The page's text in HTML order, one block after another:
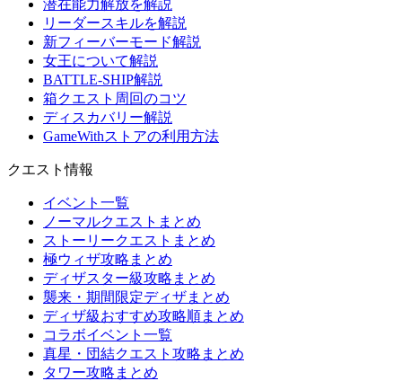
潜在能力解放を解説
リーダースキルを解説
新フィーバーモード解説
女王について解説
BATTLE-SHIP解説
箱クエスト周回のコツ
ディスカバリー解説
GameWithストアの利用方法
クエスト情報
イベント一覧
ノーマルクエストまとめ
ストーリークエストまとめ
極ウィザ攻略まとめ
ディザスター級攻略まとめ
襲来・期間限定ディザまとめ
ディザ級おすすめ攻略順まとめ
コラボイベント一覧
真星・団結クエスト攻略まとめ
タワー攻略まとめ